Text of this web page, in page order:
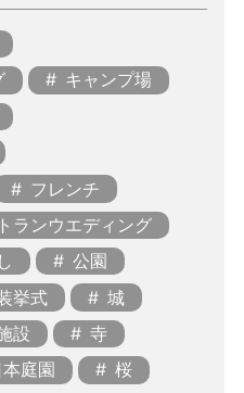
キャンプ場
フレンチ
ランウエディング
公園
挙式
城
設
寺
本庭園
桜